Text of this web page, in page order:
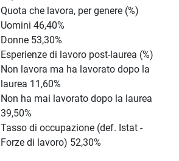
Quota che lavora, per genere (%)
Uomini 46,40%
Donne 53,30%
Esperienze di lavoro post-laurea (%)
Non lavora ma ha lavorato dopo la
laurea 11,60%
Non ha mai lavorato dopo la laurea
39,50%
Tasso di occupazione (def. Istat -
Forze di lavoro) 52,30%